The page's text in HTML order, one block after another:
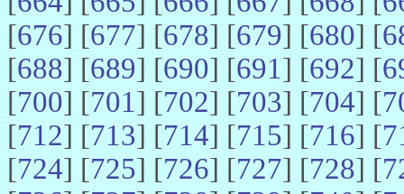
[676] [677] [678] [679] [680] [
[688] [689] [690] [691] [692] [
[700] [701] [702] [703] [704] [
[712] [713] [714] [715] [716] [
[724] [725] [726] [727] [728] [